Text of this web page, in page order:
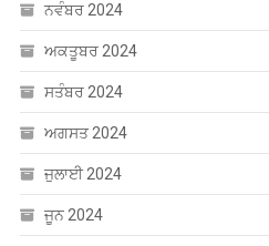
ਨਵੰਬਰ 2024
ਅਕਤੂਬਰ 2024
ਸਤੰਬਰ 2024
ਅਗਸਤ 2024
ਜੁਲਾਈ 2024
ਜੂਨ 2024